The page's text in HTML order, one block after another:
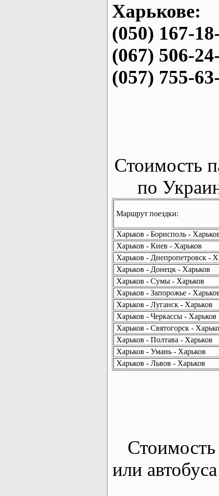
Харькове:
(050) 167-
(067) 506-
(057) 755-
Стоимость
по
Маршрут поездки:
Харьков - Борисполь -
Харьков - Киев - Харьков
Харьков - Днепропетровск -
Харьков - Донецк - Харьков
Харьков - Сумы - Харьков
Харьков - Запорожье -
Харьков - Луганск - Харьков
Харьков - Черкассы - Харьков
Харьков - Святогорск -
Харьков - Полтава - Харьков
Харьков - Умань - Харьков
Харьков - Львов - Харьков
Стоимость
или